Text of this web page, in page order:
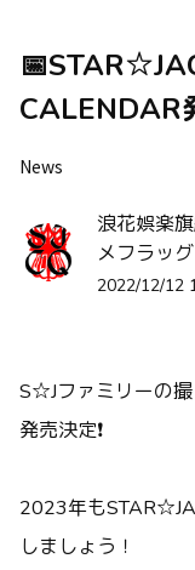
CALENDAR
News
浪花娯楽
メフラッ
2022/12/12
S☆Jファミリーの
発売決定❗️
2023年も
しましょう！